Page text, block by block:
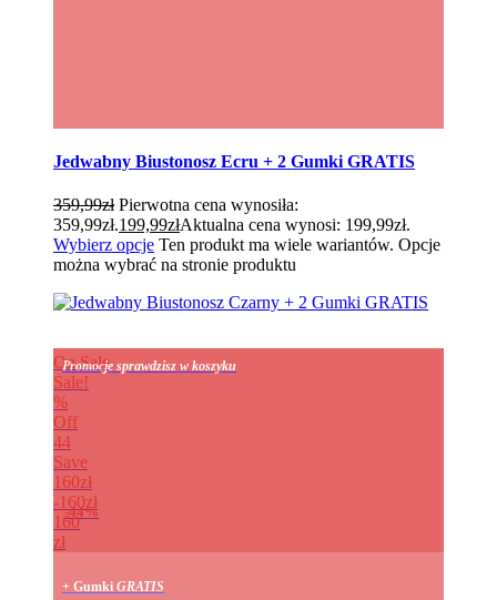
Jedwabny Biustonosz Ecru + 2 Gumki GRATIS
359,99zł Pierwotna cena wynosiła:
359,99zł.199,99złAktualna cena wynosi: 199,99zł.
Wybierz opcje Ten produkt ma wiele wariantów. Opcje
można wybrać na stronie produktu
On Sale
Sale!
%
Off
44
Save
160zł
160zł
44%
160
zł
Promocje sprawdzisz w koszyku
+ Gumki GRATIS